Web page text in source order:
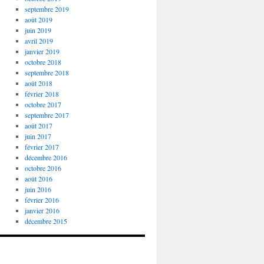
septembre 2019
août 2019
juin 2019
avril 2019
janvier 2019
octobre 2018
septembre 2018
août 2018
février 2018
octobre 2017
septembre 2017
août 2017
juin 2017
février 2017
décembre 2016
octobre 2016
août 2016
juin 2016
février 2016
janvier 2016
décembre 2015